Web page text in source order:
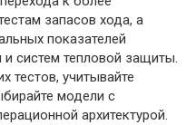
запасов хода, а
показателей
систем тепловой защиты.
тестов, учитывайте
модели с
архитектурой.